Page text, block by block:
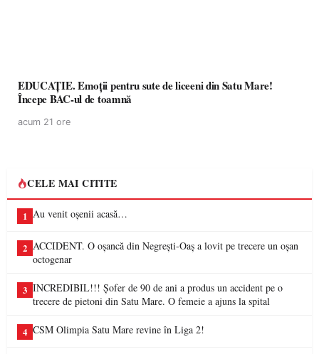
EDUCAȚIE. Emoții pentru sute de liceeni din Satu Mare!
Începe BAC-ul de toamnă
acum 21 ore
CELE MAI CITITE
1 Au venit oșenii acasă…
2 ACCIDENT. O oșancă din Negrești-Oaș a lovit pe trecere un oșan
octogenar
3 INCREDIBIL!!! Șofer de 90 de ani a produs un accident pe o
trecere de pietoni din Satu Mare. O femeie a ajuns la spital
4 CSM Olimpia Satu Mare revine în Liga 2!